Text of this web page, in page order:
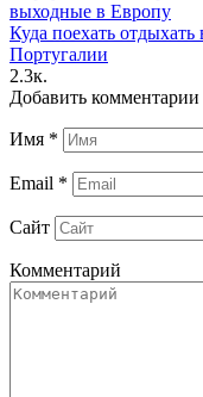
Куда поехать
Португалии
2.3к.
Добавить комментарии
Имя *
Email *
Сайт
Комментарий